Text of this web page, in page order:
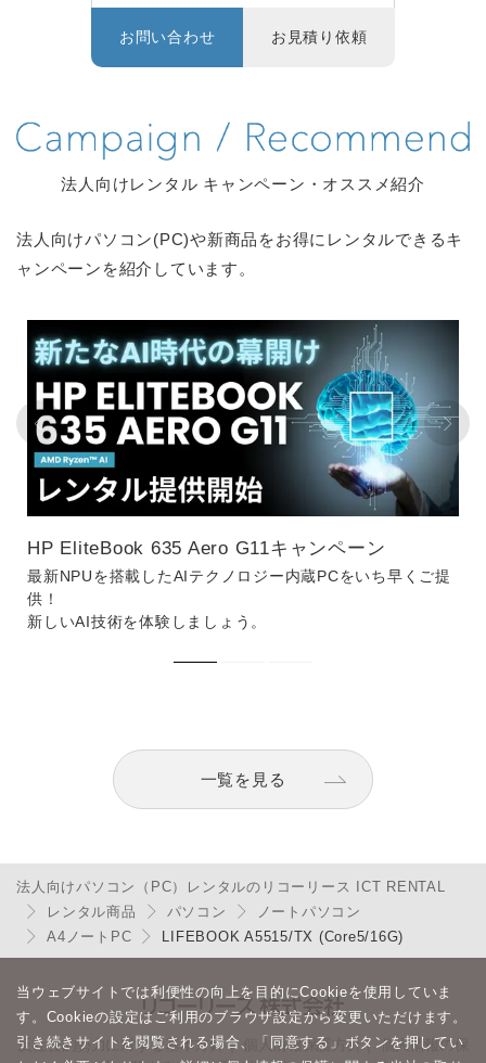
お問い合わせ お見積り依頼
法人向けレンタル キャンペーン・オススメ紹介
法人向けパソコン(PC)や新商品をお得にレンタルできるキ
ャンペーンを紹介しています。
HP EliteBook 635 Aero G11キャンペーン
最新NPUを搭載したAIテクノロジー内蔵PCをいち早くご提
供！
新しいAI技術を体験しましょう。
一覧を見る
法人向けパソコン（PC）レンタルのリコーリース ICT RENTAL
レンタル商品
パソコン
ノートパソコン
A4ノートPC
LIFEBOOK A5515/TX (Core5/16G)
反社会的勢力に対する基本方針｜個人情報保護方針｜個人情報の保
当ウェブサイトでは利便性の向上を目的にCookieを使用していま
す。Cookieの設定はご利用のブラウザ設定から変更いただけます。
引き続きサイトを閲覧される場合、「同意する」ボタンを押してい